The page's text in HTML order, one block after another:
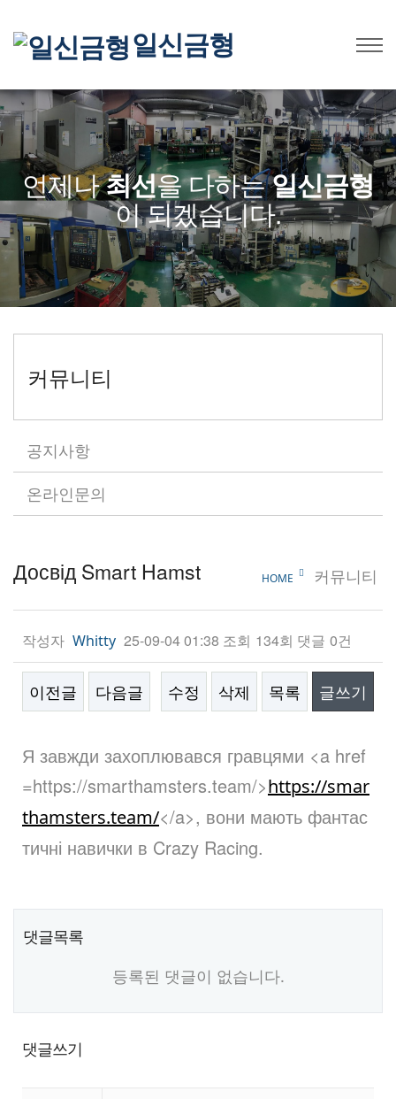
일신금형
언제나최선을 다하는일신금형
이 되겠습니다.
커뮤니티
공지사항
온라인문의
Досвід Smart Hamst HOME 커뮤니티
작성자 Whitty 25-09-04 01:38 조회 134회 댓글 0건
이전글 다음글 수정 삭제 목록 글쓰기
본문
Я завжди захоплювався гравцями <a href
=https://smarthamsters.team/>https://smar
thamsters.team/</a>, вони мають фантас
тичні навички в Crazy Racing.
댓글목록
등록된 댓글이 없습니다.
댓글쓰기